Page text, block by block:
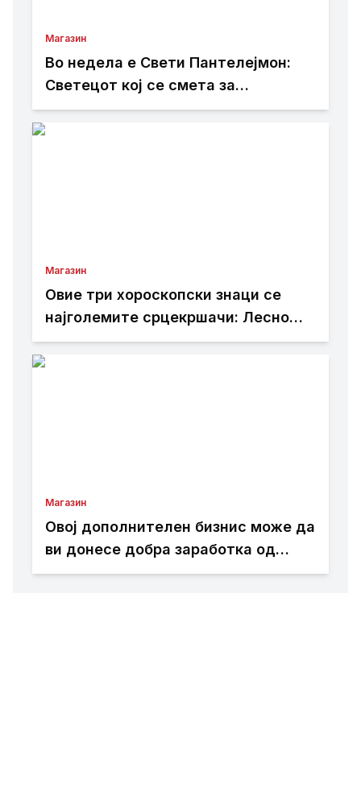
Магазин
Во недела е Свети Пантелејмон:
Светецот кој се смета за
заштитник на болните и патниците
Магазин
Овие три хороскопски знаци се
најголемите срцекршачи: Лесно
привлекуваат внимание, но тешко
Магазин
Овој дополнителен бизнис може да
ви донесе добра заработка од
дома: Не ви треба голема почетна